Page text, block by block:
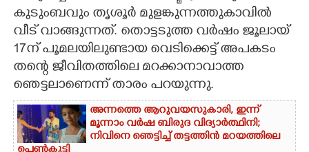
കുടുംബവും തൃശൂർ മുളങ്കുന്നത്തുകാവിൽ
വീട് വാങ്ങുന്നത്. തൊട്ടടുത്ത വർഷം ജൂലായ്
17ന് പൂമലയിലുണ്ടായ വെടിക്കെട്ട് അപകടം
തന്റെ ജീവിതത്തിലെ മറക്കാനാവാത്ത
ഞെട്ടലാണെന്ന് താരം പറയുന്നു.
അന്നത്തെ ആറുവയസുകാരി, ഇന്ന്
മൂന്നാം വർഷ ബിരുദ വിദ്യാർത്ഥിനി;
നിവിനെ ഞെട്ടിച്ച് തട്ടത്തിൻ മറയത്തിലെ